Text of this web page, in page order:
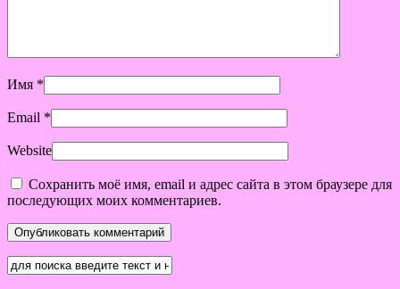
Имя *
Email *
Website
Сохранить моё имя, email и адрес сайта в этом браузере для
последующих моих комментариев.